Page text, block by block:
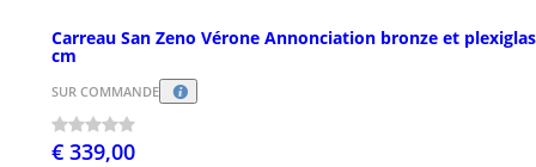
Carreau San Zeno Vérone Annonciation bronze et
cm
SUR COMMANDE
€ 339,00